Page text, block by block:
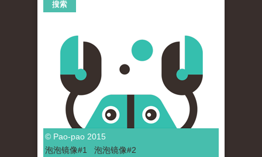
© Pao-pao 2015
泡泡镜像#1 泡泡镜像#2